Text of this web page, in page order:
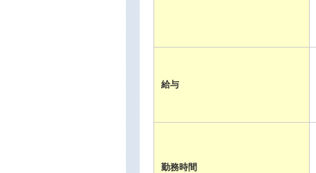
給与
勤務時間